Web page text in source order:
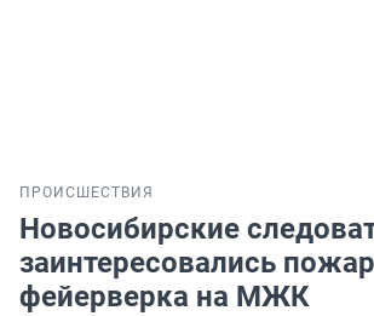
ПРОИСШЕСТВИЯ
Новосибирские
заинтересовались
фейерверка на МЖК